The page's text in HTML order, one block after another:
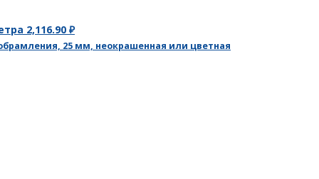
2,116.90 ₽
25 мм, неокрашенная или цветная